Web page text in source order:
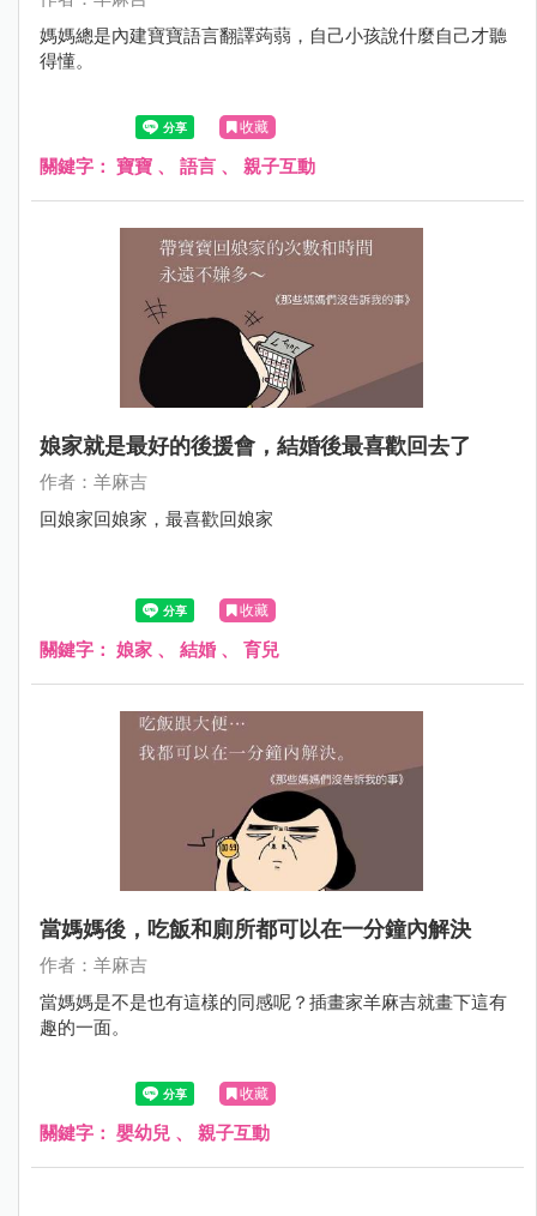
媽媽總是內建寶寶語言翻譯蒟蒻，自己小孩說什麼自己才聽
得懂。
收藏
關鍵字： 寶寶 、 語言 、 親子互動
娘家就是最好的後援會，結婚後最喜歡回去了
作者：羊麻吉
回娘家回娘家，最喜歡回娘家
收藏
關鍵字： 娘家 、 結婚 、 育兒
當媽媽後，吃飯和廁所都可以在一分鐘內解決
作者：羊麻吉
當媽媽是不是也有這樣的同感呢？插畫家羊麻吉就畫下這有
趣的一面。
收藏
關鍵字： 嬰幼兒 、 親子互動